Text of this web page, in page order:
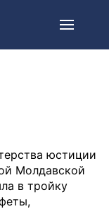
юстиции
Молдавской
в тройку